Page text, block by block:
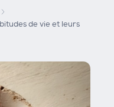
de vie et leurs